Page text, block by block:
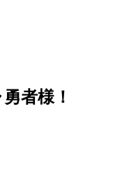
者様！